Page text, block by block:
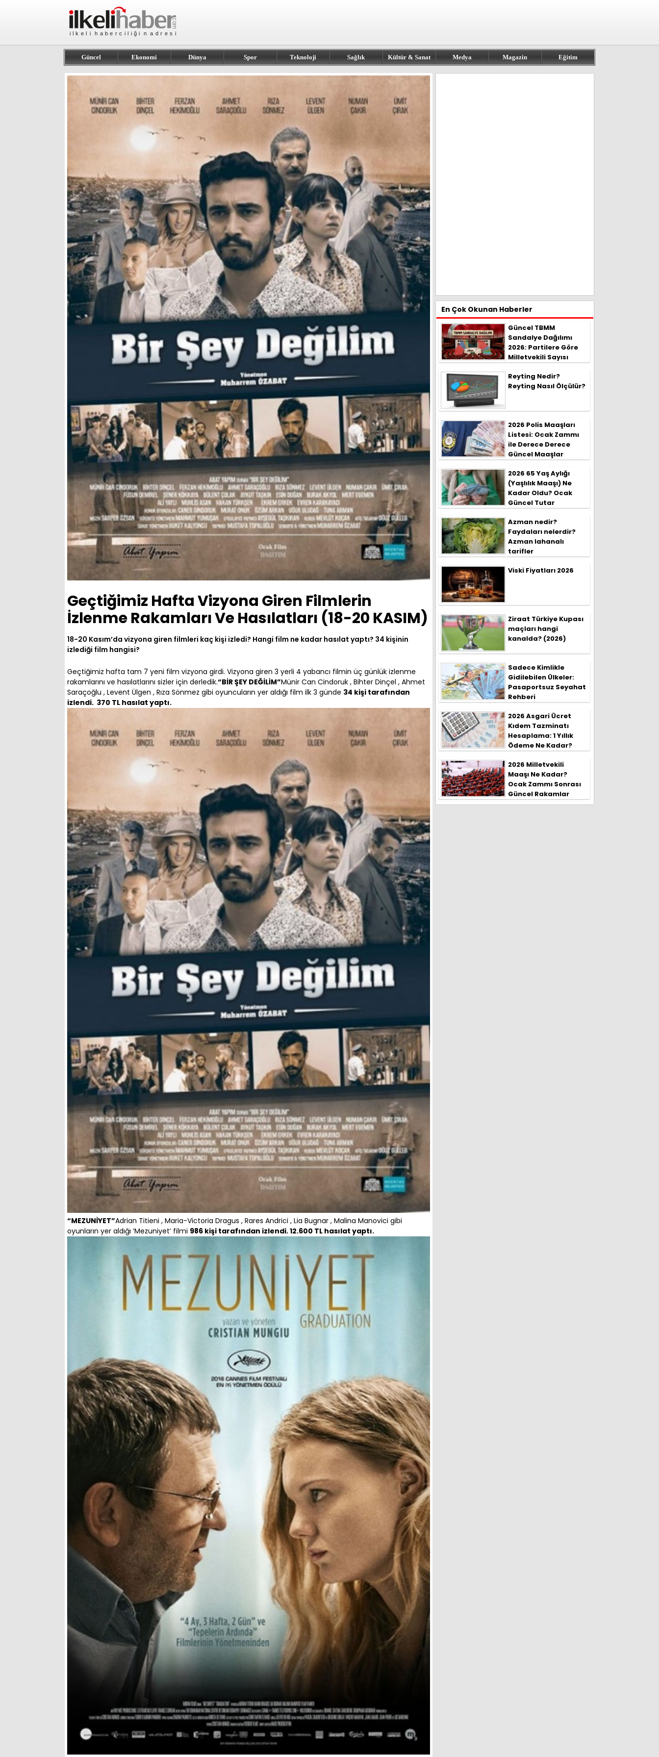
Güncel Ekonomi Dünya Spor Teknoloji Sağlık Kültür & Sanat Medya Magazin Eğitim
Geçtiğimiz Hafta Vizyona Giren Filmlerin
İzlenme Rakamları Ve Hasılatları (18-20 KASIM)
18-20 Kasım’da vizyona giren filmleri kaç kişi izledi? Hangi film ne kadar hasılat yaptı? 34 kişinin
izlediği film hangisi?
Geçtiğimiz hafta tam 7 yeni film vizyona girdi. Vizyona giren 3 yerli 4 yabancı filmin üç günlük izlenme
rakamlarını ve hasılatlarını sizler için derledik.“BİR ŞEY DEĞİLİM”Münir Can Cindoruk , Bihter Dinçel , Ahmet
Saraçoğlu , Levent Ülgen , Rıza Sönmez gibi oyuncuların yer aldığı film ilk 3 günde 34 kişi tarafından
izlendi. 370 TL hasılat yaptı.
“MEZUNİYET”Adrian Titieni , Maria-Victoria Dragus , Rares Andrici , Lia Bugnar , Malina Manovici gibi
oyunların yer aldığı ‘Mezuniyet’ filmi 986 kişi tarafından izlendi. 12.600 TL hasılat yaptı.
En Çok Okunan Haberler
Güncel TBMM
Sandalye Dağılımı
2026: Partilere Göre
Milletvekili Sayısı
Reyting Nedir?
Reyting Nasıl Ölçülür?
2026 Polis Maaşları
Listesi: Ocak Zammı
ile Derece Derece
Güncel Maaşlar
2026 65 Yaş Aylığı
(Yaşlılık Maaşı) Ne
Kadar Oldu? Ocak
Güncel Tutar
Azman nedir?
Faydaları nelerdir?
Azman lahanalı
tarifler
Viski Fiyatları 2026
Ziraat Türkiye Kupası
maçları hangi
kanalda? (2026)
Sadece Kimlikle
Gidilebilen Ülkeler:
Pasaportsuz Seyahat
Rehberi
2026 Asgari Ücret
Kıdem Tazminatı
Hesaplama: 1 Yıllık
Ödeme Ne Kadar?
2026 Milletvekili
Maaşı Ne Kadar?
Ocak Zammı Sonrası
Güncel Rakamlar